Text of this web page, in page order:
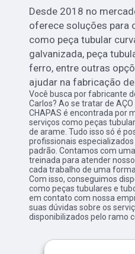
Desde 2018 no
oferece soluções para
como peça tubular
galvanizada, peça
ferro, entre outras
ajudar na fabricação
Você busca por fabricante
Carlos? Ao se tratar de AÇO
CHAPAS é encontrada por
serviços como peças
de arame. Tudo isso só é
profissionais
padrão. Contamos com
treinada para atender
cada trabalho de uma
Com isso, conseguimos
como peças tubulares e
em contato com nossa
suas dúvidas sobre os
disponibilizados pelo ramo